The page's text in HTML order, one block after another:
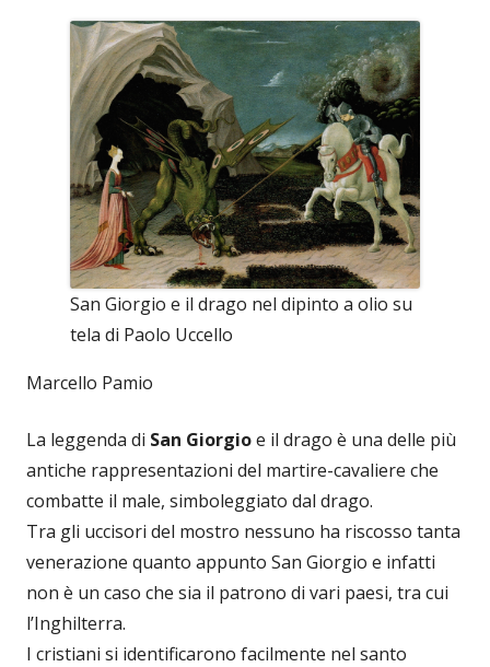
San Giorgio e il drago nel dipinto a olio su
tela di Paolo Uccello
Marcello Pamio
La leggenda di San Giorgioe il drago è una delle più
antiche rappresentazioni del martire-cavaliere che
combatte il male, simboleggiato dal drago.
Tra gli uccisori del mostro nessuno ha riscosso tanta
venerazione quanto appunto San Giorgio e infatti
non è un caso che sia il patrono di vari paesi, tra cui
l’Inghilterra.
I cristiani si identificarono facilmente nel santo